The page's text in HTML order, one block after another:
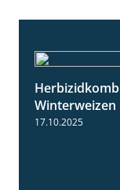
17.10.2025